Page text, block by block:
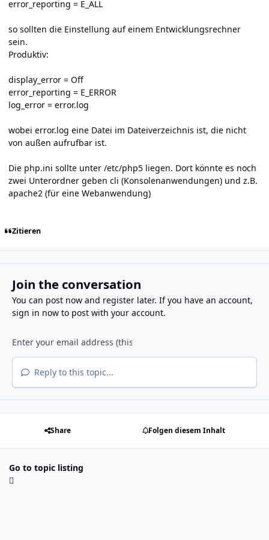
error_reporting = E_ALL
so sollten die Einstellung auf einem Entwicklungsrechner
sein.
Produktiv:
display_error = Off
error_reporting = E_ERROR
log_error = error.log
wobei error.log eine Datei im Dateiverzeichnis ist, die nicht
von außen aufrufbar ist.
Die php.ini sollte unter /etc/php5 liegen. Dort könnte es noch
zwei Unterordner geben cli (Konsolenanwendungen) und z.B.
apache2 (für eine Webanwendung)
Zitieren
Join the conversation
You can post now and register later. If you have an account,
sign in nowto post with your account.
Reply to this topic...
Share Folgen diesem Inhalt
Go to topic listing